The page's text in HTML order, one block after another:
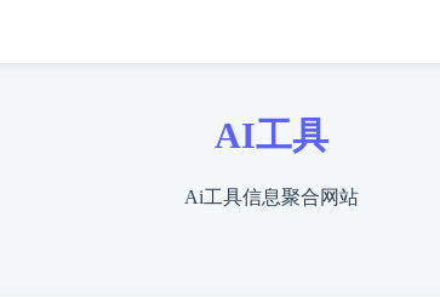
AI工具
Ai工具信息聚合网站